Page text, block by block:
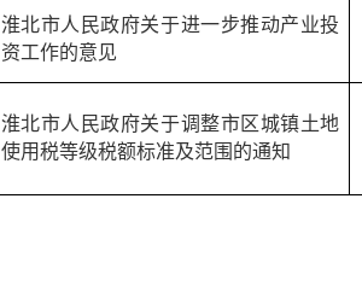
淮北市人民政府关于进一步推动产业投
资工作的意见
淮北市人民政府关于调整市区城镇土地
使用税等级税额标准及范围的通知